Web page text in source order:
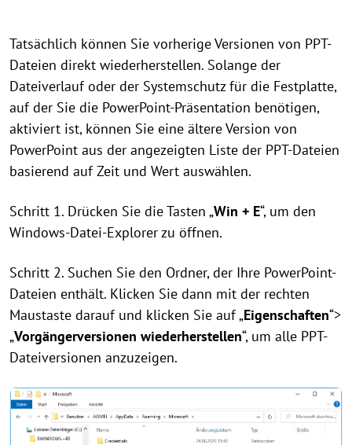
Tatsächlich können Sie vorherige Versionen von PPT-
Dateien direkt wiederherstellen. Solange der
Dateiverlauf oder der Systemschutz für die Festplatte,
auf der Sie die PowerPoint-Präsentation benötigen,
aktiviert ist, können Sie eine ältere Version von
PowerPoint aus der angezeigten Liste der PPT-Dateien
basierend auf Zeit und Wert auswählen.
Schritt 1. Drücken Sie die Tasten „Win + E“, um den
Windows-Datei-Explorer zu öffnen.
Schritt 2. Suchen Sie den Ordner, der Ihre PowerPoint-
Dateien enthält. Klicken Sie dann mit der rechten
Maustaste darauf und klicken Sie auf „Eigenschaften“>
„Vorgängerversionen wiederherstellen“, um alle PPT-
Dateiversionen anzuzeigen.